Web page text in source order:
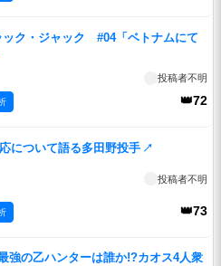
ック・ジャック #04「ベトナムにて
投稿者不明
👑72
について語る多田野投手 ↗
投稿者不明
👑73
最強の乙ハンターは誰か!?カオス4人衆